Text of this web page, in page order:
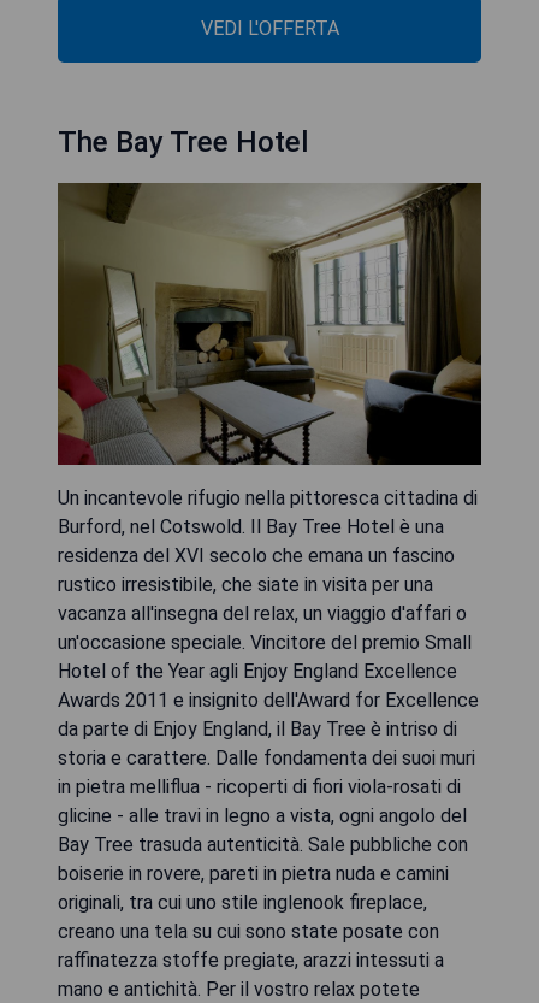
VEDI L'OFFERTA
The Bay Tree Hotel
Un incantevole rifugio nella pittoresca cittadina di
Burford, nel Cotswold. Il Bay Tree Hotel è una
residenza del XVI secolo che emana un fascino
rustico irresistibile, che siate in visita per una
vacanza all'insegna del relax, un viaggio d'affari o
un'occasione speciale. Vincitore del premio Small
Hotel of the Year agli Enjoy England Excellence
Awards 2011 e insignito dell'Award for Excellence
da parte di Enjoy England, il Bay Tree è intriso di
storia e carattere. Dalle fondamenta dei suoi muri
in pietra melliflua - ricoperti di fiori viola-rosati di
glicine - alle travi in legno a vista, ogni angolo del
Bay Tree trasuda autenticità. Sale pubbliche con
boiserie in rovere, pareti in pietra nuda e camini
originali, tra cui uno stile inglenook fireplace,
creano una tela su cui sono state posate con
raffinatezza stoffe pregiate, arazzi intessuti a
mano e antichità. Per il vostro relax potete